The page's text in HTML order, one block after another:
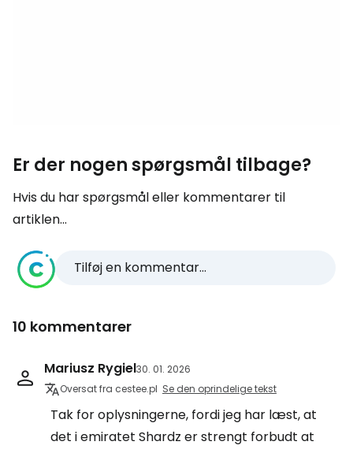
Er der nogen spørgsmål tilbage?
Hvis du har spørgsmål eller kommentarer til
artiklen...
Tilføj en kommentar...
10 kommentarer
Mariusz Rygiel30. 01. 2026
Oversat fra cestee.pl Se den oprindelige tekst
Tak for oplysningerne, fordi jeg har læst, at
det i emiratet Shardz er strengt forbudt at